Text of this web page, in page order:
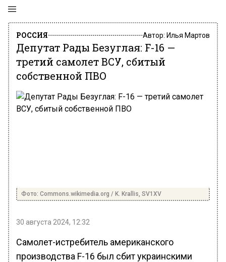
РОССИЯ Автор: Илья Мартов
Депутат Рады Безуглая: F-16 —
третий самолет ВСУ, сбитый
собственной ПВО
Фото: Commons.wikimedia.org / K. Krallis, SV1XV
30 августа 2024, 12:32
Самолет-истребитель американского
производства F-16 был сбит украинскими